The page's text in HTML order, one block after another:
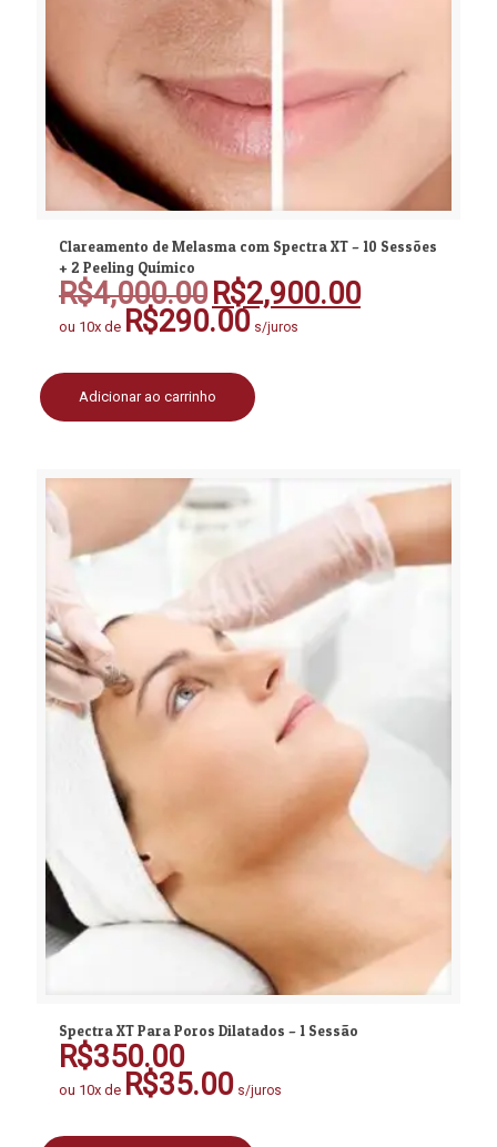
Clareamento de Melasma com Spectra XT – 10 Sessões
+ 2 Peeling Químico
R$4,000.00 O
preço
original
R$4,000.00.
R$2,900.00O
preço
ou 10x de R$290.00 s/juros
Adicionar ao carrinho
Spectra XT Para Poros Dilatados – 1 Sessão
R$350.00
ou 10x de R$35.00 s/juros